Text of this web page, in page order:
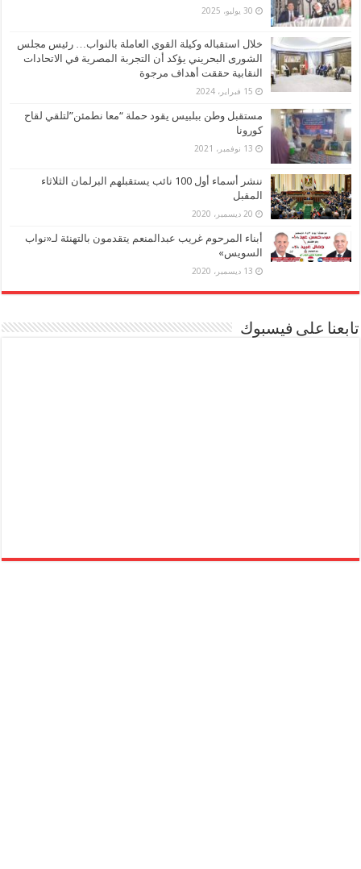
30 يوليو، 2025
خلال استقباله وكيلة القوي العاملة بالنواب… رئيس مجلس
الشورى البحريني يؤكد أن التجربة المصرية في الاتحادات
النقابية حققت أهداف مرجوة
15 فبراير، 2024
مستقبل وطن ببلبيس يقود حملة “معا نطمئن”لتلقي لقاح
كورونا
13 نوفمبر، 2021
ننشر أسماء أول 100 نائب يستقبلهم البرلمان الثلاثاء
المقبل
20 ديسمبر، 2020
أبناء المرحوم غريب عبدالمنعم يتقدمون بالتهنئة لـ«نواب
السويس»
13 ديسمبر، 2020
تابعنا على فيسبوك